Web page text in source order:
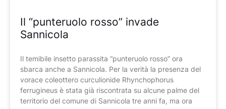
Il “punteruolo rosso” invade
Sannicola
Il temibile insetto parassita “punteruolo rosso” ora
sbarca anche a Sannicola. Per la verità la presenza del
vorace coleottero curculionide Rhynchophorus
ferrugineus è stata già riscontrata su alcune palme del
territorio del comune di Sannicola tre anni fa, ma ora